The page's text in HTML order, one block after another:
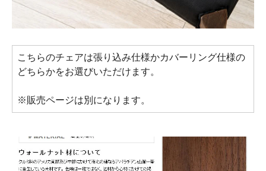
こちらのチェアは張り込み仕様かカバーリング仕様の
どちらかをお選びいただけます。
※販売ページは別になります。